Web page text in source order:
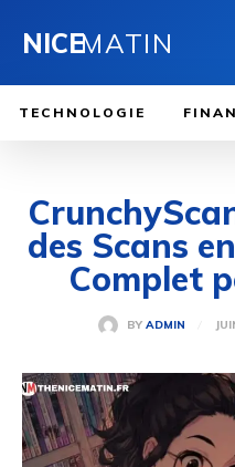
NICEMATIN
TECHNOLOGIE
des Scans
Complet
BY ADMIN